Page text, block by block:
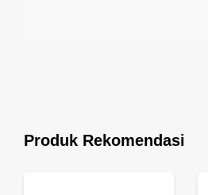
Produk Rekomendasi